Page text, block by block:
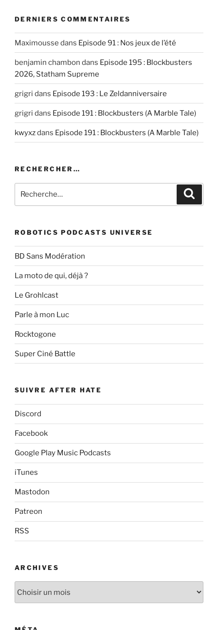
DERNIERS COMMENTAIRES
Maximousse dans Episode 91 : Nos jeux de l’été
benjamin chambon dans Episode 195 : Blockbusters
2026, Statham Supreme
grigri dans Episode 193 : Le Zeldanniversaire
grigri dans Episode 191 : Blockbusters (A Marble Tale)
kwyxzdans Episode 191 : Blockbusters (A Marble Tale)
RECHERCHER…
pour
ROBOTICS PODCASTS UNIVERSE
BD Sans Modération
La moto de qui, déjà ?
Le Grohlcast
Parle à mon Luc
Rocktogone
Super Ciné Battle
SUIVRE AFTER HATE
Discord
Facebook
Google Play Music Podcasts
iTunes
Mastodon
Patreon
RSS
ARCHIVES